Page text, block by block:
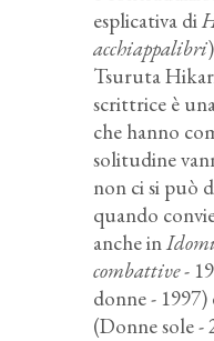
esplicativa di
acchiappalibri
Tsuruta
scrittrice è
che hanno
solitudine
non ci si può
quando
anche in
combattive-
donne - 1997)
(Donne sole -